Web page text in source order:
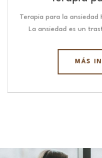
Terapia para la ansiedad
La ansiedad es un
MÁS